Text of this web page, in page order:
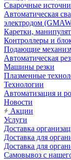
Сварочные
Автоматическая
электродом
Каретки,
Контроллеры и
Подающие
Автоматическая
Машины резки
Плазменные
Технологии
Автоматизация и
Новости
Акции
Услуги
Доставка
Доставка для
Доставка для
Самовывоз с